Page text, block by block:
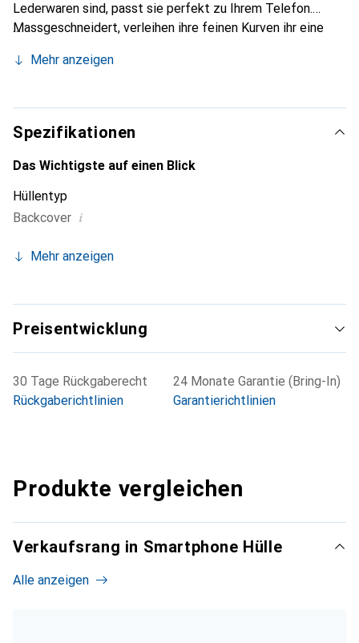
Lederwaren sind, passt sie perfekt zu Ihrem Telefon.
Massgeschneidert, verleihen ihre feinen Kurven ihr eine
unverzichtbaren Accessoire Ihres Smartphones.
die Marke Noreve eine sichere Wahl für eine
anspruchsvolle Kundschaft.
Mehr anzeigen
Spezifikationen
Das Wichtigste auf einen Blick
Hüllentyp
Backcover i
Mehr anzeigen
Preisentwicklung
30 Tage Rückgaberecht
Rückgaberichtlinien
24 Monate Garantie (Bring-In)
Garantierichtlinien
Produkte vergleichen
Verkaufsrang in Smartphone Hülle
Alle anzeigen